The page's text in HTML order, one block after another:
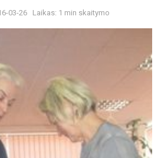
03-26 Laikas: 1 min skaitymo